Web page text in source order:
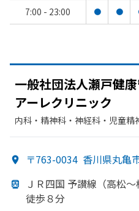
7:00 - 23:00
● ●
一般社団法人瀬戸健
アーレクリニック
内科・​精神科・神経科・​児童
〒763-0034 香川県丸亀
ＪＲ四国 予讃線 （高松～
徒歩８分